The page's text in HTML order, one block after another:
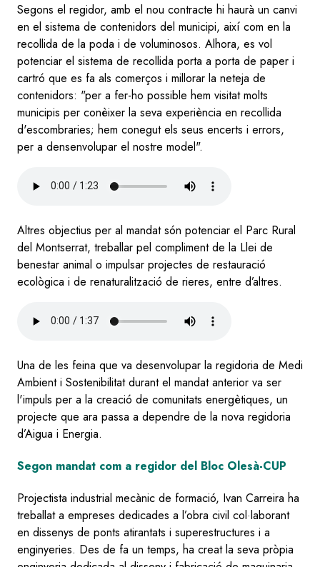
Segons el regidor, amb el nou contracte hi haurà un canvi
en el sistema de contenidors del municipi, així com en la
recollida de la poda i de voluminosos. Alhora, es vol
potenciar el sistema de recollida porta a porta de paper i
cartró que es fa als comerços i millorar la neteja de
contenidors: "per a fer-ho possible hem visitat molts
municipis per conèixer la seva experiència en recollida
d'escombraries; hem conegut els seus encerts i errors,
per a densenvolupar el nostre model".
Altres objectius per al mandat són potenciar el Parc Rural
del Montserrat, treballar pel compliment de la Llei de
benestar animal o impulsar projectes de restauració
ecològica i de renaturalització de rieres, entre d’altres.
Una de les feina que va desenvolupar la regidoria de Medi
Ambient i Sostenibilitat durant el mandat anterior va ser
l'impuls per a la creació de comunitats energètiques, un
projecte que ara passa a dependre de la nova regidoria
d’Aigua i Energia.
Segon mandat com a regidor del Bloc Olesà-CUP
Projectista industrial mecànic de formació, Ivan Carreira ha
treballat a empreses dedicades a l’obra civil col·laborant
en dissenys de ponts atirantats i superestructures i a
enginyeries. Des de fa un temps, ha creat la seva pròpia